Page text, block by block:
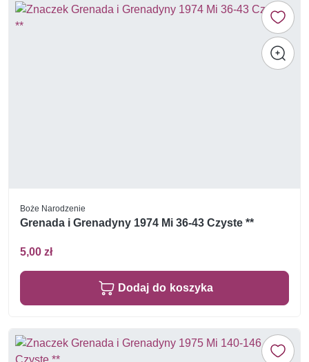
Boże Narodzenie
Grenada i Grenadyny 1974 Mi 36-43 Czyste **
5,00 zł
Dodaj do koszyka